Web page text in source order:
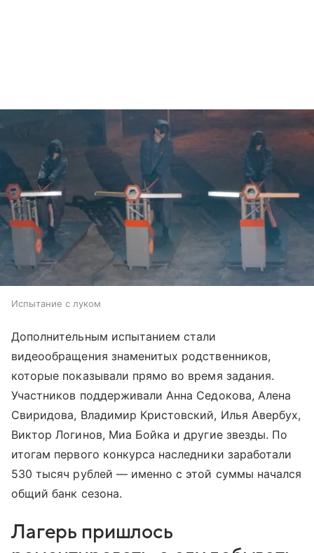
Испытание с луком
Дополнительным испытанием стали
видеообращения знаменитых родственников,
которые показывали прямо во время задания.
Участников поддерживали Анна Седокова, Алена
Свиридова, Владимир Кристовский, Илья Авербух,
Виктор Логинов, Миа Бойка и другие звезды. По
итогам первого конкурса наследники заработали
530 тысяч рублей — именно с этой суммы начался
общий банк сезона.
Лагерь пришлось